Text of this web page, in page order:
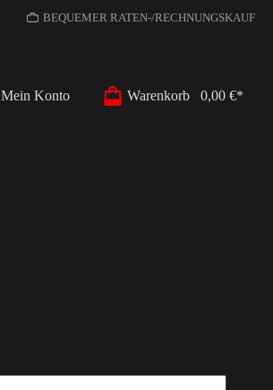
BEQUEMER RATEN-/RECHNUNGSKAUF
Mein Konto Warenkorb 0,00 €*